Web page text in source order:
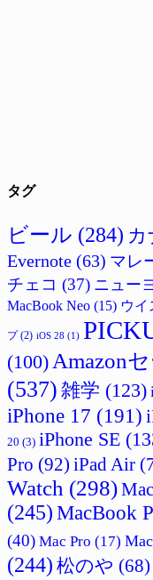
タグ
ビール (284) カ
Evernote (63) マレ
チェコ (37) ニュー
MacBook Neo (15) ウイ
プ(2) iOS 28 (1)
(100) Amazon
(537) 雑学 (123)
iPhone 17 (191)
20 (3) iPhone SE
Pro (92) iPad Air
Watch (298)
(245) MacBook
(40) Mac Pro (17)
(244) 松のや (68)